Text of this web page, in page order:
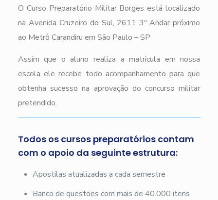
O Curso Preparatório Militar Borges está localizado
na Avenida Cruzeiro do Sul, 2611 3º Andar próximo
ao Metrô Carandiru em São Paulo – SP
Assim que o aluno realiza a matricula em nossa
escola ele recebe todo acompanhamento para que
obtenha sucesso na aprovação do concurso militar
pretendido.
Todos os cursos preparatórios contam
com o apoio da seguinte estrutura:
Apostilas atualizadas a cada semestre
Banco de questões com mais de 40.000 itens